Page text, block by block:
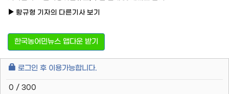
황규형 기자의 다른기사 보기
한국농어민뉴스 앱다운 받기
로그인 후 이용가능합니다.
0 / 300